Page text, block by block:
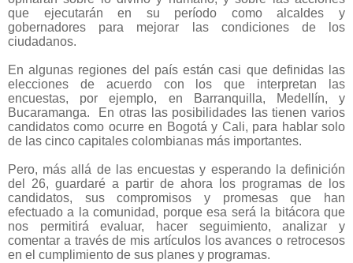
que ejecutarán en su período como alcaldes y
gobernadores para mejorar las condiciones de los
ciudadanos.
En algunas regiones del país están casi que definidas las
elecciones de acuerdo con los que interpretan las
encuestas, por ejemplo, en Barranquilla, Medellín, y
Bucaramanga.
En otras las posibilidades las tienen varios
candidatos como ocurre en Bogotá y Cali, para hablar solo
de las cinco capitales colombianas más importantes.
Pero, más allá de las encuestas y esperando la definición
del 26, guardaré a partir de ahora los programas de los
candidatos, sus compromisos y promesas que han
efectuado a la comunidad, porque esa será la bitácora que
nos permitirá evaluar, hacer seguimiento, analizar y
comentar a través de mis artículos los avances o retrocesos
en el cumplimiento de sus planes y programas.